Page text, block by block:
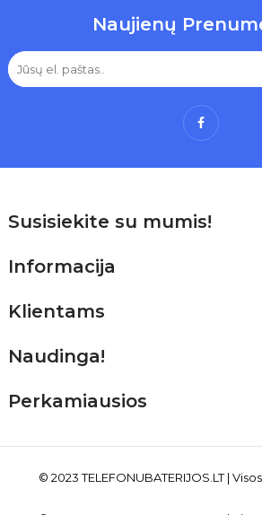
Naujienų
Susisiekite su mumis!
Informacija
Klientams
Naudinga!
Perkamiausios
© 2023 TELEFONUBATERIJOS .LT|